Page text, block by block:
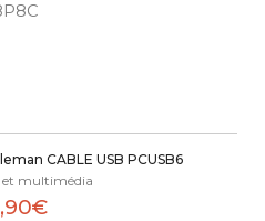
CABLE USB PCUSB6
et multimédia